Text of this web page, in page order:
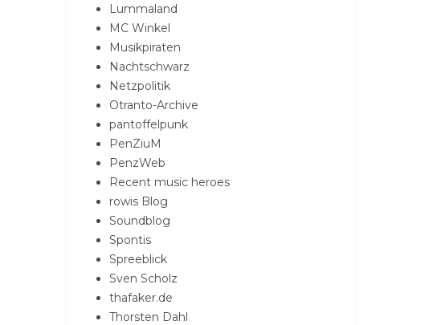
Lummaland
MC Winkel
Musikpiraten
Nachtschwarz
Netzpolitik
Otranto-Archive
pantoffelpunk
PenZiuM
PenzWeb
Recent music heroes
rowis Blog
Soundblog
Spontis
Spreeblick
Sven Scholz
thafaker.de
Thorsten Dahl